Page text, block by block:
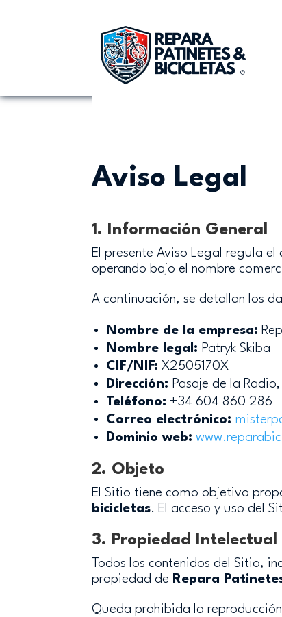
Aviso Legal
1. Información General
El presente Aviso Legal regula
operando bajo el nombre
A continuación, se detallan los
Nombre de la empresa:
Nombre legal: Patryk Skiba
CIF/NIF: X2505170X
Dirección: Pasaje de la
Teléfono: +34 604 860 286
Correo electrónico:
Dominio web: www
2. Objeto
El Sitio tiene como objetivo
bicicletas. El acceso y uso del
3. Propiedad Intelectual
Todos los contenidos del Sitio,
propiedad de Repara
Queda prohibida la